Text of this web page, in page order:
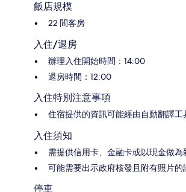
飯店規模
22 間客房
入住/退房
辦理入住開始時間：14:00
退房時間：12:00
入住特別注意事項
住宿提供的資訊可能經由自動翻譯工
入住須知
需提供信用卡、金融卡或以現金做為
可能需要出示政府核發且附有照片的
停車